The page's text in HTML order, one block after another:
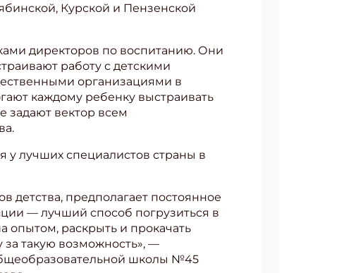
Курской и Пензенской
директоров по воспитанию. Они
работу с детскими
организациями в
каждому ребенку выстраивать
задают вектор всем
у лучших специалистов страны в
детства, предполагает постоянное
— лучший способ погрузиться в
опытом, раскрыть и прокачать
такую возможность», —
школы №45